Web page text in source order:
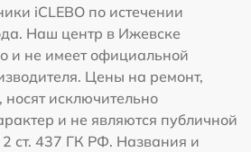
iCLEBO по истечении
Наш центр в Ижевске
и не имеет официальной
Цены на ремонт,
исключительно
и не являются публичной
2 ст. 437 ГК РФ. Названия и